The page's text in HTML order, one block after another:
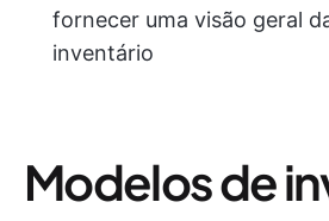
fornecer uma visão geral
inventário
Modelos de